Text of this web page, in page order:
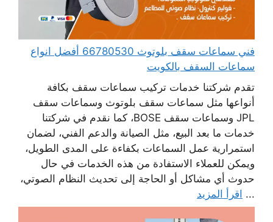
فني سماعات سقف بلوتوث 66780530 أفضل انواع
سماعات السقف بالكويت
تقدم شركتنا خدمات تركيب سماعات سقف بكافة
أنواعها مثل سماعات سقف بلوتوث وسماعات سقف
JPL وسماعات سقف BOSE، كما نقدم في شركتنا
خدمات ما بعد البيع، مثل الصيانة والدعم الفني، لضمان
استمرارية عمل السماعات بكفاءة على المدى الطويل،
ويمكن للعملاء الاستفادة من هذه الخدمات في حال
حدوث أي مشاكل أو الحاجة إلى تحديث النظام الصوتي،
... اقرأ المزيد